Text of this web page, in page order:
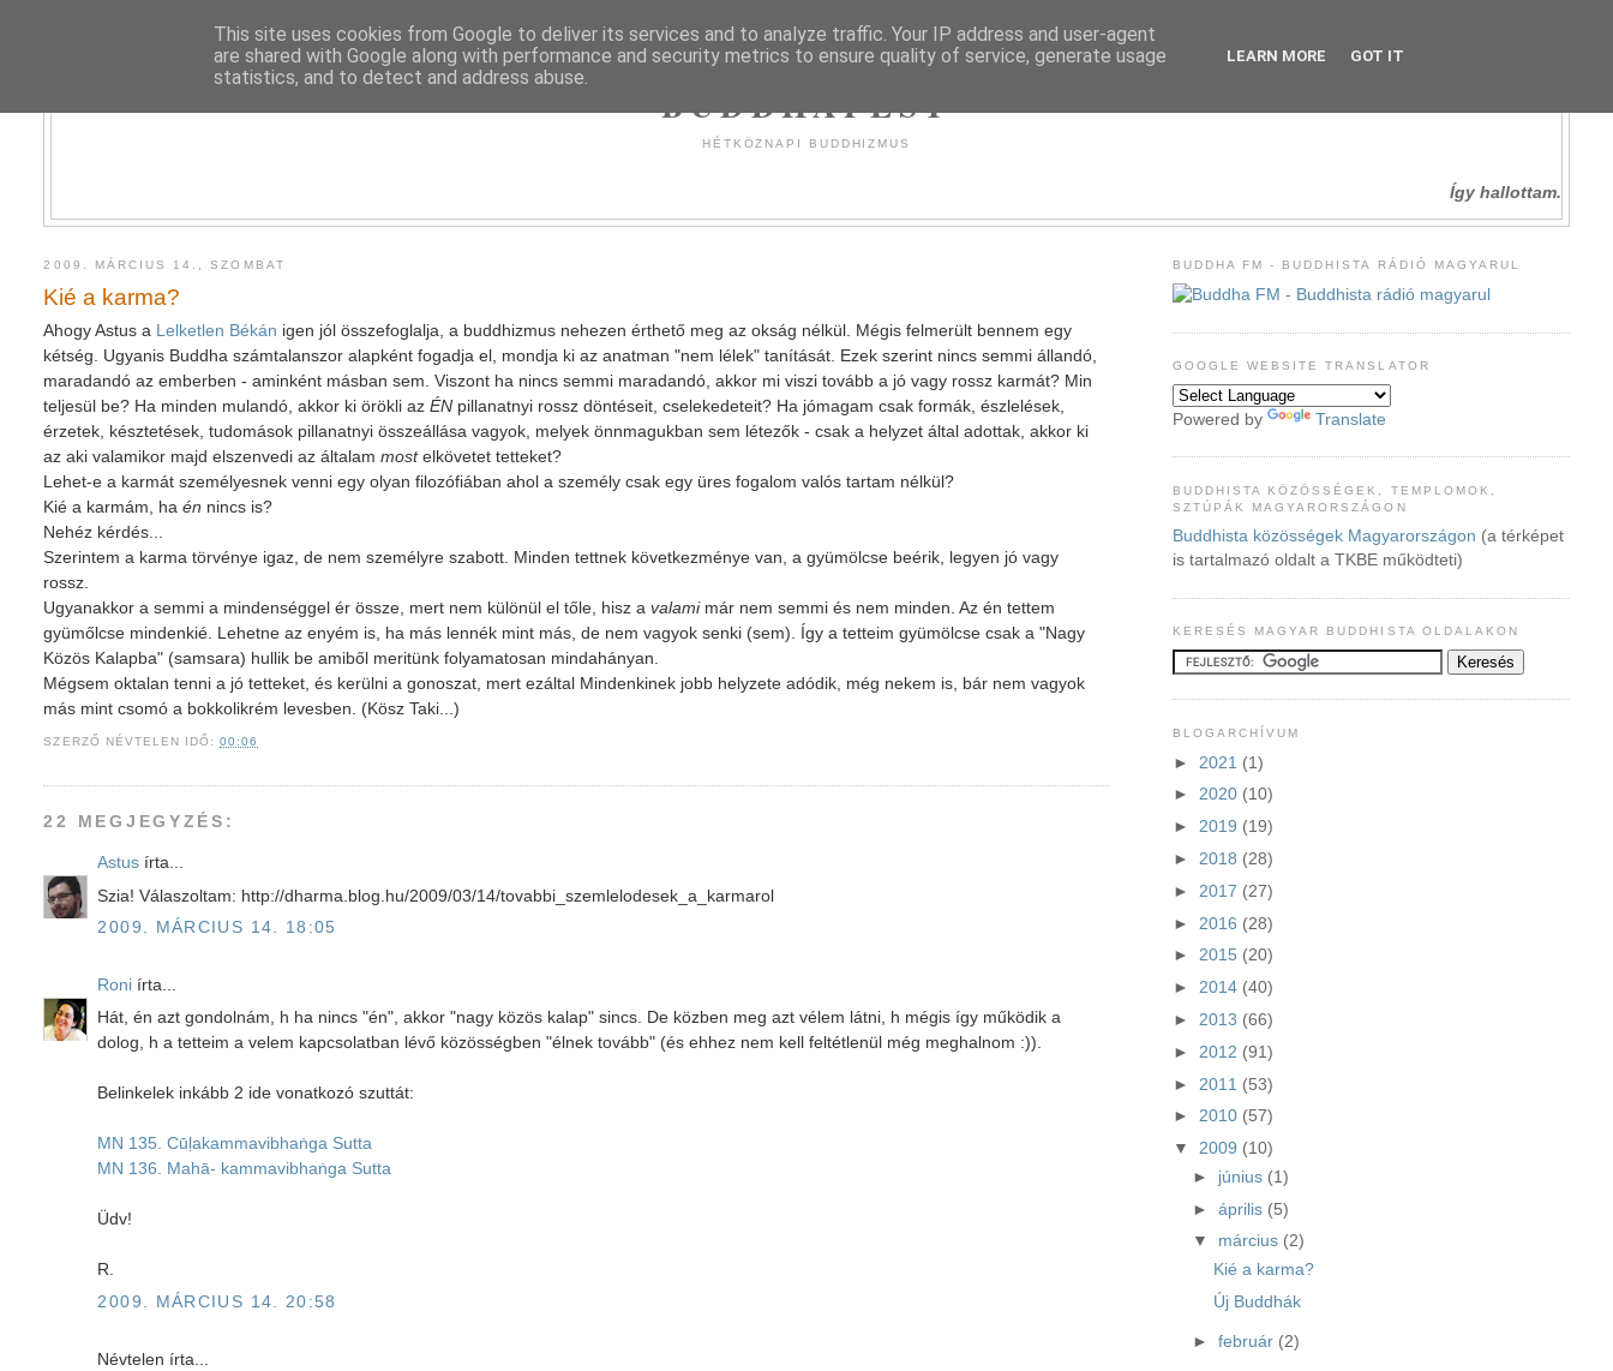
BUDDHAPEST
HÉTKÖZNAPI BUDDHIZMUS
Így hallottam.
2009. MÁRCIUS 14., SZOMBAT
Kié a karma?
Ahogy Astus a Lelketlen Békán igen jól összefoglalja, a buddhizmus nehezen érthető meg az okság nélkül. Mégis felmerült bennem egy
kétség. Ugyanis Buddha számtalanszor alapként fogadja el, mondja ki az anatman "nem lélek" tanítását. Ezek szerint nincs semmi állandó,
maradandó az emberben - aminként másban sem. Viszont ha nincs semmi maradandó, akkor mi viszi tovább a jó vagy rossz karmát? Min
teljesül be? Ha minden mulandó, akkor ki örökli azÉN pillanatnyi rossz döntéseit, cselekedeteit? Ha jómagam csak formák, észlelések,
érzetek, késztetések, tudomások pillanatnyi összeállása vagyok, melyek önnmagukban sem létezők - csak a helyzet által adottak, akkor ki
az aki valamikor majd elszenvedi az általammostelkövetet tetteket?
Lehet-e a karmát személyesnek venni egy olyan filozófiában ahol a személy csak egy üres fogalom valós tartam nélkül?
Kié a karmám, haén nincs is?
Nehéz kérdés...
Szerintem a karma törvénye igaz, de nem személyre szabott. Minden tettnek következménye van, a gyümölcse beérik, legyen jó vagy
rossz.
Ugyanakkor a semmi a mindenséggel ér össze, mert nem különül el tőle, hisz avalamimár nem semmi és nem minden. Az én tettem
gyümőlcse mindenkié. Lehetne az enyém is, ha más lennék mint más, de nem vagyok senki (sem). Így a tetteim gyümölcse csak a "Nagy
Közös Kalapba" (samsara) hullik be amiből meritünk folyamatosan mindahányan.
Mégsem oktalan tenni a jó tetteket, és kerülni a gonoszat, mert ezáltal Mindenkinek jobb helyzete adódik, még nekem is, bár nem vagyok
más mint csomó a bokkolikrém levesben. (Kösz Taki...)
SZERZŐ NÉVTELEN IDŐ: 00:06
22 MEGJEGYZÉS:
Astus írta...
Szia! Válaszoltam: http://dharma.blog.hu/2009/03/14/tovabbi_szemlelodesek_a_karmarol
2009. MÁRCIUS 14. 18:05
Roni írta...
Hát, én azt gondolnám, h ha nincs "én", akkor "nagy közös kalap" sincs. De közben meg azt vélem látni, h mégis így működik a
dolog, h a tetteim a velem kapcsolatban lévő közösségben "élnek tovább" (és ehhez nem kell feltétlenül még meghalnom :)).
Belinkelek inkább 2 ide vonatkozó szuttát:
MN 135. Cūḷakammavibhaṅga Sutta
MN 136. Mahā- kammavibhaṅga Sutta
Üdv!
R.
2009. MÁRCIUS 14. 20:58
Névtelen írta...
BUDDHA FM - BUDDHISTA RÁDIÓ MAGYARUL
GOOGLE WEBSITE TRANSLATOR
Powered by Translate
BUDDHISTA KÖZÖSSÉGEK, TEMPLOMOK,
SZTÚPÁK MAGYARORSZÁGON
Buddhista közösségek Magyarországon (a térképet
is tartalmazó oldalt a TKBE működteti)
KERESÉS MAGYAR BUDDHISTA OLDALAKON
BLOGARCHÍVUM
► 2021 (1)
► 2020 (10)
► 2019 (19)
► 2018 (28)
► 2017 (27)
► 2016 (28)
► 2015 (20)
► 2014 (40)
► 2013 (66)
► 2012 (91)
► 2011 (53)
► 2010 (57)
▼ 2009 (10)
► június (1)
► április (5)
▼ március (2)
Kié a karma?
Új Buddhák
► február (2)
This site uses cookies from Google to deliver its services and to analyze traffic. Your IP address and user-agent
are shared with Google along with performance and security metrics to ensure quality of service, generate usage
statistics, and to detect and address abuse.
LEARN MORE GOT IT